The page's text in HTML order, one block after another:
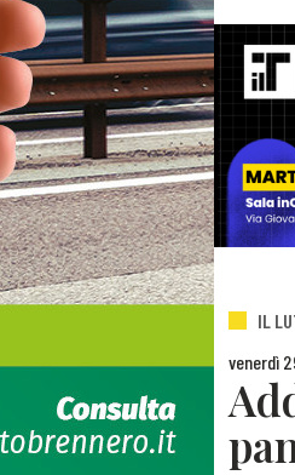
IL
venerdì